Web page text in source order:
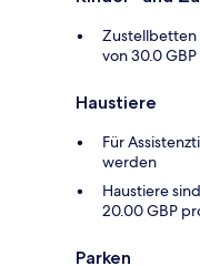
Zustellbetten
von 30.0
Haustiere
Für
werden
Haustiere
20.00 GBP
Parken